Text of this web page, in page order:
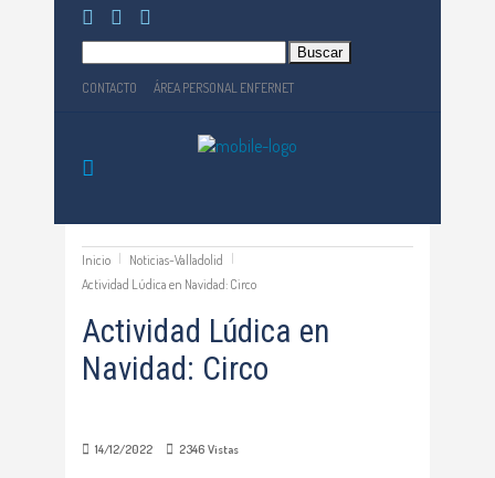
CONTACTO ÁREA PERSONAL ENFERNET
Inicio
Noticias-Valladolid
Actividad Lúdica en Navidad: Circo
Actividad Lúdica en
Navidad: Circo
14/12/2022 2346 Vistas